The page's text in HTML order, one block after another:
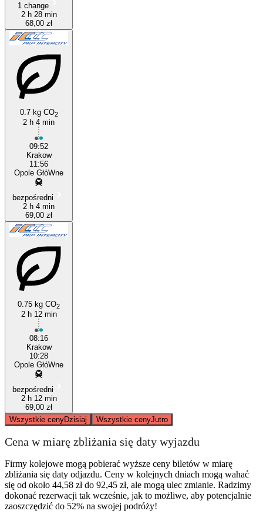
1 change
2 h 28 min
68,00 zł
0.7 kg CO2
2 h 4 min
09:52
Krakow
11:56
Opole GłóWne
bezpośredni
2 h 4 min
69,00 zł
0.75 kg CO2
2 h 12 min
08:16
Krakow
10:28
Opole GłóWne
bezpośredni
2 h 12 min
69,00 zł
Wszystkie cenyDzisiaj Wszystkie cenyJutro
Cena w miarę zbliżania się daty wyjazdu
Firmy kolejowe mogą pobierać wyższe ceny biletów w miarę
zbliżania się daty odjazdu. Ceny w kolejnych dniach mogą wahać
się od około 44,58 zł do 92,45 zł, ale mogą ulec zmianie. Radzimy
dokonać rezerwacji tak wcześnie, jak to możliwe, aby potencjalnie
zaoszczędzić do 52% na swojej podróży!